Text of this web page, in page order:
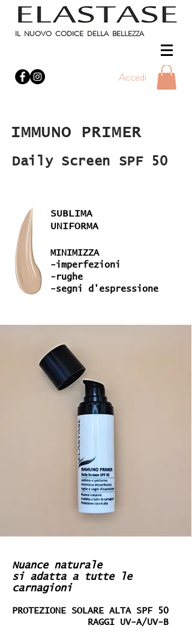
IL NUOVO CODICE DELLA BELLEZZA
Accedi
IMMUNO PRIMER
Daily Screen SPF 50
SUBLIMA
UNIFORMA
MINIMIZZA
-imperfezioni
-rughe
-segni d'espressione
Nuance naturale
si adatta a tutte le
carnagioni
PROTEZIONE SOLARE ALTA SPF
50
RAGGI UV-A/UV-B